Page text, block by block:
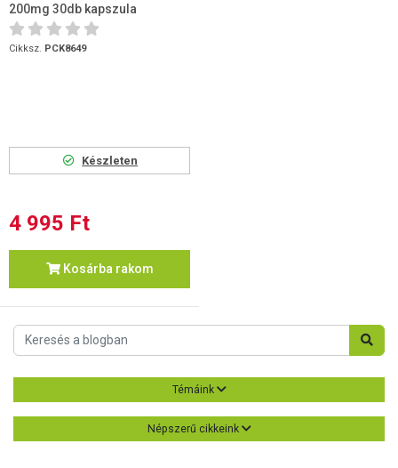
200mg 30db kapszula
Cikksz. PCK8649
Készleten
4 995 Ft
Kosárba rakom
Témáink
Népszerű cikkeink